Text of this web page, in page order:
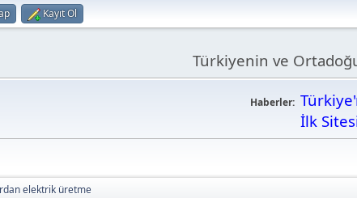
Kayıt Ol
Türkiyenin ve
Haberler:
İlk
elektrik üretme